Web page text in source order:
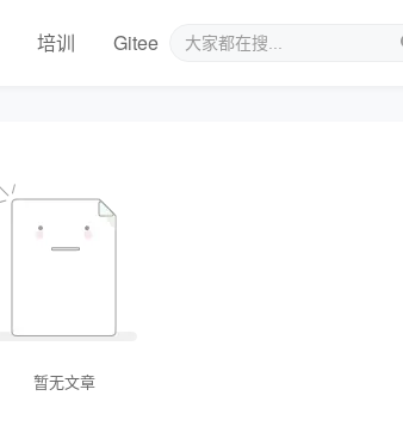
培训 Gitee 新媒体
暂无文章